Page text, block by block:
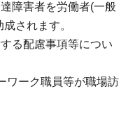
障害者を労働者(一般
されます。
る配慮事項等につい
ワーク職員等が職場訪